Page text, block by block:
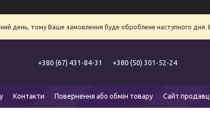
день, тому Ваше замовлення буде оброблене наступного дня.
+380 (67) 431-84-31 +380 (50) 301-52-24
Контакти Повернення або обмін товару Сайт